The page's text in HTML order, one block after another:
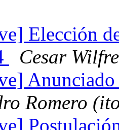
Elección
Cesar
Romero